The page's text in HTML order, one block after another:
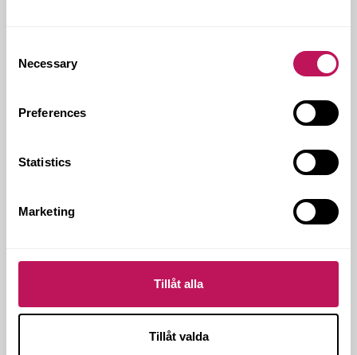
Selection
Necessary
Preferences
Statistics
Marketing
Tillåt alla
Tillåt valda